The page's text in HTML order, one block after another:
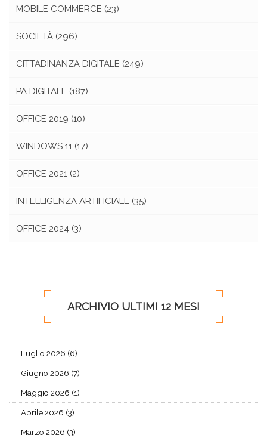
MOBILE COMMERCE (23)
SOCIETÀ (296)
CITTADINANZA DIGITALE (249)
PA DIGITALE (187)
OFFICE 2019 (10)
WINDOWS 11 (17)
OFFICE 2021 (2)
INTELLIGENZA ARTIFICIALE (35)
OFFICE 2024 (3)
ARCHIVIO ULTIMI 12 MESI
Luglio 2026 (6)
Giugno 2026 (7)
Maggio 2026 (1)
Aprile 2026 (3)
Marzo 2026 (3)